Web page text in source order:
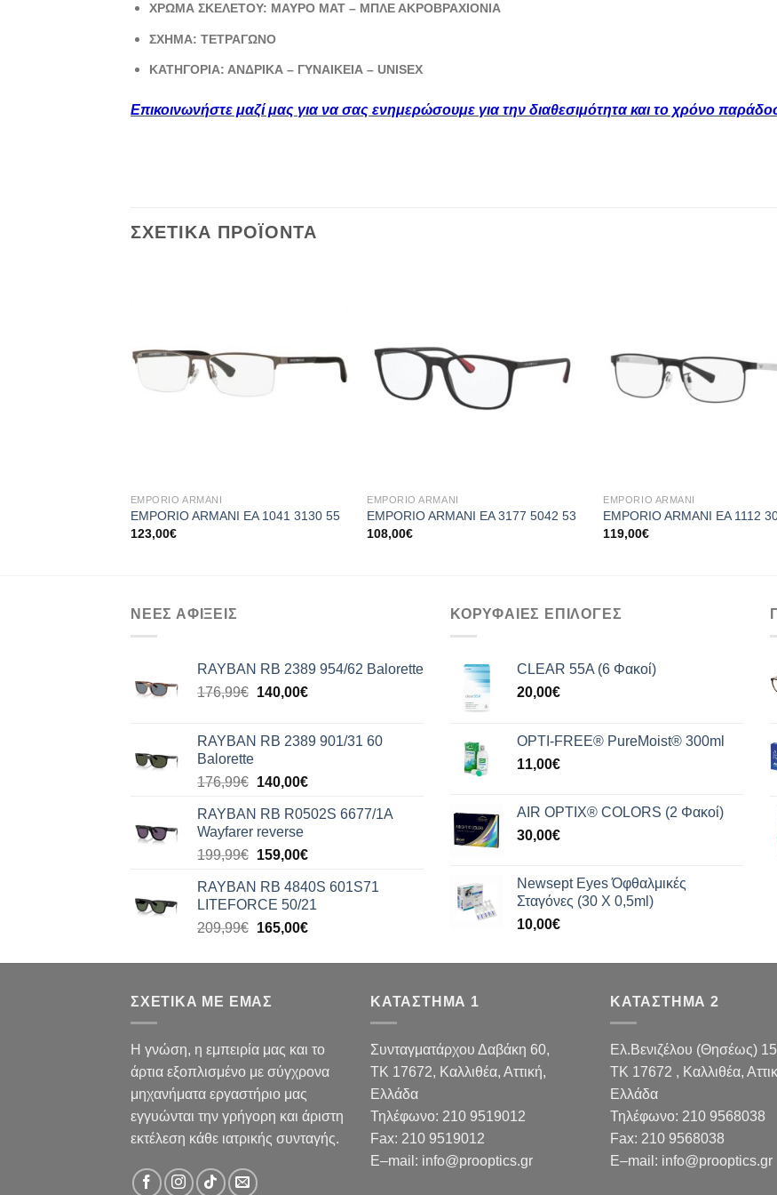
ΧΡΩΜΑ ΣΚΕΛΕΤΟΥ: ΜΑΥΡΟ ΜΑΤ – ΜΠΛΕ ΑΚΡΟΒΡΑΧΙΟΝΙΑ
ΣΧΗΜΑ: ΤΕΤΡΑΓΩΝΟ
ΚΑΤΗΓΟΡΙΑ: ΑΝΔΡΙΚΑ – ΓΥΝΑΙΚΕΙΑ – UNISEX
Επικοινωνήστε μαζί μας για να σας ενημερώσουμε για την διαθεσιμότητα και το χρόνο
ΣΧΕΤΙΚΆ ΠΡΟΪΌΝΤΑ
EMPORIO ARMANI
EMPORIO ARMANI EA 1041 3130 55
123,00€
EMPORIO ARMANI
EMPORIO ARMANI EA 3177 5042 53
108,00€
EMPORIO ARMANI
EMPORIO ARMANI EA 1112
119,00€
ΝΕΕΣ ΑΦΙΞΕΙΣ
RAYBAN RB 2389 954/62 Balorette
176,99€ Original
176,99€.
140,00€Η
είναι:
RAYBAN RB 2389 901/31 60
Balorette
176,99€ Original
was:
176,99€.
140,00€Η
τιμή
140,00€.
RAYBAN RB R0502S 6677/1A
Wayfarer reverse
199,99€ Original
was:
199,99€.
159,00€Η
τιμή
είναι:
159,00€.
RAYBAN RB 4840S 601S71
LITEFORCE 50/21
209,99€ Original
was:
165,00€Η
τιμή
ΚΟΡΥΦΑΙΕΣ ΕΠΙΛΟΓΕΣ
CLEAR 55A (6 Φακοί)
20,00€
OPTI-FREE® PureMoist® 300ml
11,00€
AIR OPTIX® COLORS (2 Φακοί)
30,00€
Newsept Eyes Όφθαλμικές
Σταγόνες (30 Χ 0,5ml)
10,00€
ΣΧΕΤΙΚΑ ΜΕ ΕΜΑΣ
Η γνώση, η εμπειρία μας και το
άρτια εξοπλισμένο με σύγχρονα
μηχανήματα εργαστήριο μας
εγγυώνται την γρήγορη και άριστη
εκτέλεση κάθε ιατρικής συνταγής.
ΚΑΤΑΣΤΗΜΑ 1
Συνταγματάρχου Δαβάκη 60,
TK 17672, Καλλιθέα, Αττική,
Ελλάδα
Τηλέφωνο: 210 9519012
Fax: 210 9519012
E–mail : info@prooptics.gr
ΚΑΤΑΣΤΗΜΑ 2
Ελ.Βενιζέλου (Θησέως)
TK 17672 , Καλλιθέα,
Ελλάδα
Τηλέφωνο: 210 9568038
Fax: 210 9568038
E–mail : info@prooptics.gr